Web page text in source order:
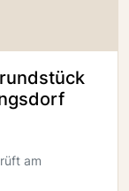
am